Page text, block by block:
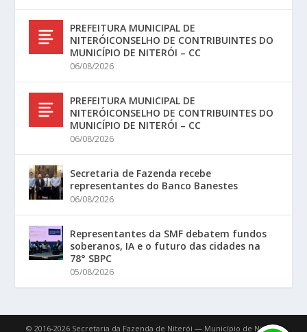
PREFEITURA MUNICIPAL DE
NITERÓICONSELHO DE CONTRIBUINTES DO
MUNICÍPIO DE NITERÓI – CC
06/08/2026
PREFEITURA MUNICIPAL DE
NITERÓICONSELHO DE CONTRIBUINTES DO
MUNICÍPIO DE NITERÓI – CC
06/08/2026
Secretaria de Fazenda recebe
representantes do Banco Banestes
06/08/2026
Representantes da SMF debatem fundos
soberanos, IA e o futuro das cidades na
78° SBPC
05/08/2026
© 2016-2026 Secretaria da Fazenda de Niterói — Município de Niterói.